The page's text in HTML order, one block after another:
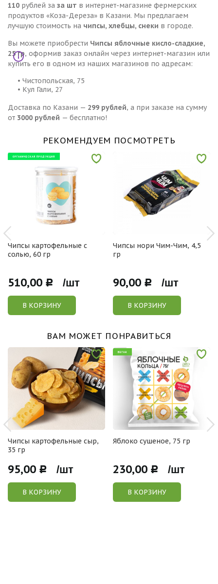
110 рублей за за шт в интернет-магазине фермерских
продуктов «Коза-Дереза» в Казани. Мы предлагаем
лучшую стоимость на чипсы, хлебцы, снеки в городе.
Вы можете приобрести Чипсы яблочные кисло-сладкие,
25 гр, оформив заказ онлайн через интернет-магазин или
купить его в одном из наших магазинов по адресам:
• Чистопольская, 75
• Кул Гали, 27
Доставка по Казани — 299 рублей, а при заказе на сумму
от 3000 рублей — бесплатно!
РЕКОМЕНДУЕМ ПОСМОТРЕТЬ
ОРГАНИЧЕСКАЯ ПРОДУКЦИЯ
Чипсы картофельные с
солью, 60 гр
510,00 Р /шт
В КОРЗИНУ
Чипсы нори Чим-Чим, 4,5
гр
90,00 Р /шт
В КОРЗИНУ
ВАМ МОЖЕТ ПОНРАВИТЬСЯ
Чипсы картофельные сыр,
35 гр
95,00 Р /шт
В КОРЗИНУ
ВЕГАН
Яблоко сушеное, 75 гр
230,00 Р /шт
В КОРЗИНУ